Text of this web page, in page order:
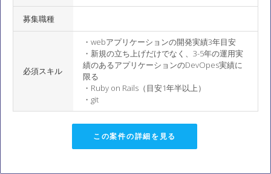
募集職種
必須スキル
・webアプリケーションの開発実績3年目安
・新規の立ち上げだけでなく、3-5年の運用実
績のあるアプリケーションのDevOpes実績に
限る
・Ruby on Rails（目安1年半以上）
・git
この案件の詳細を見る